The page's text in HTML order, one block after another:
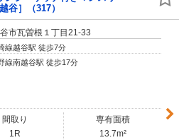
谷］（317）
市瓦曽根１丁目21-33
線越谷駅 徒歩7分
線南越谷駅 徒歩17分
間取り
1R
専有面積
13.7m²